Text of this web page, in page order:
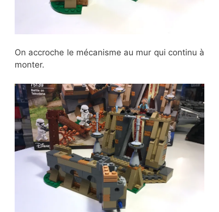
On accroche le mécanisme au mur qui continu à
monter.